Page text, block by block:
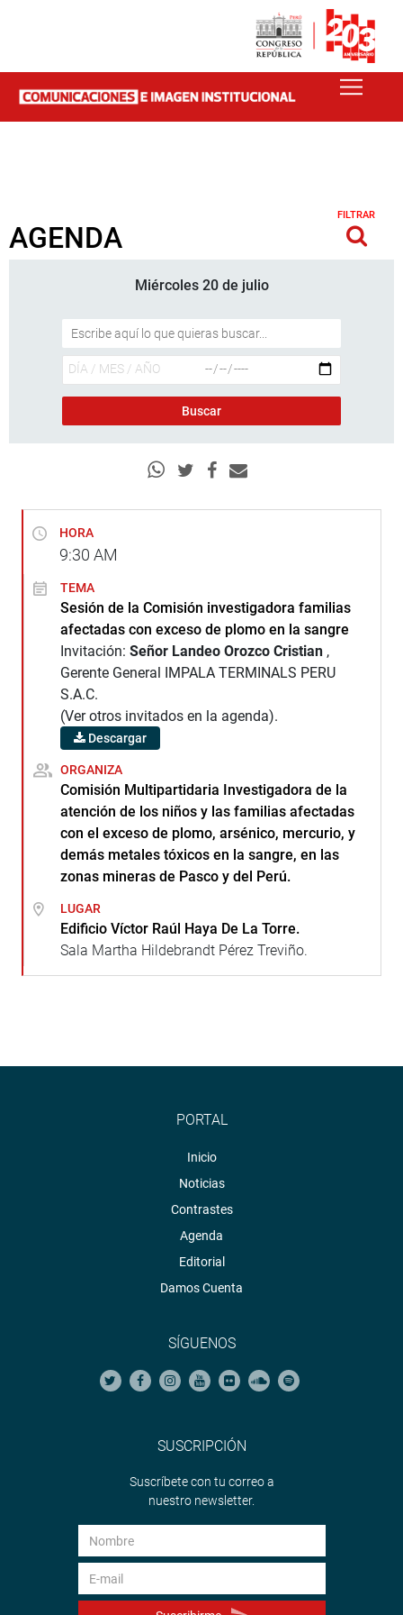
AGENDA
FILTRAR
Miércoles 20 de julio
HORA
9:30 AM
TEMA
Sesión de la Comisión investigadora familias
afectadas con exceso de plomo en la sangre
Invitación: Señor Landeo Orozco Cristian ,
Gerente General IMPALA TERMINALS PERU
S.A.C.
(Ver otros invitados en la agenda).
Descargar
ORGANIZA
Comisión Multipartidaria Investigadora de la
atención de los niños y las familias afectadas
con el exceso de plomo, arsénico, mercurio, y
demás metales tóxicos en la sangre, en las
zonas mineras de Pasco y del Perú.
LUGAR
Edificio Víctor Raúl Haya De La Torre.
Sala Martha Hildebrandt Pérez Treviño.
PORTAL
Inicio
Noticias
Contrastes
Agenda
Editorial
Damos Cuenta
SÍGUENOS
SUSCRIPCIÓN
Suscríbete con tu correo a
nuestro newsletter.